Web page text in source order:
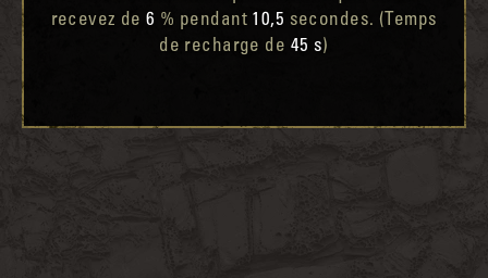
recevez de6 % pendant 10,5 secondes. (Temps
de recharge de 45 s)